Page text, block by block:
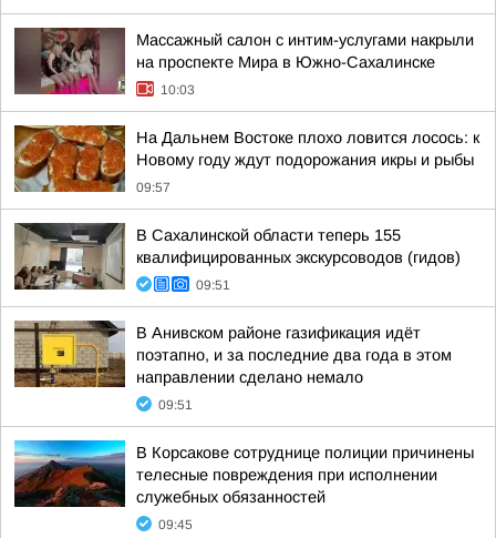
Массажный салон с интим-услугами накрыли
на проспекте Мира в Южно-Сахалинске
10:03
На Дальнем Востоке плохо ловится лосось: к
Новому году ждут подорожания икры и рыбы
09:57
В Сахалинской области теперь 155
квалифицированных экскурсоводов (гидов)
09:51
В Анивском районе газификация идёт
поэтапно, и за последние два года в этом
направлении сделано немало
09:51
В Корсакове сотруднице полиции причинены
телесные повреждения при исполнении
служебных обязанностей
09:45